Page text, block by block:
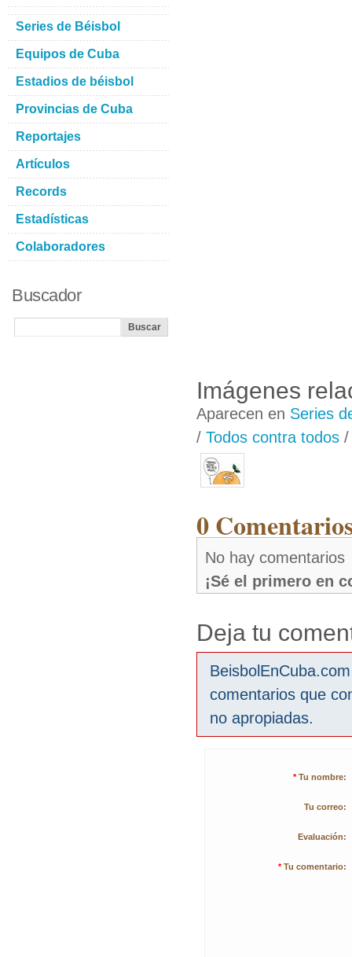
Imágenes
Aparecen en Series
/ Todos contra todos
0
No hay comentarios
¡Sé el primero en
Deja tu
comentarios que
no apropiadas.
* Tu nombre:
Tu correo:
Evaluación:
* Tu comentario:
Series de Béisbol
Equipos de Cuba
Estadios de béisbol
Provincias de Cuba
Reportajes
Artículos
Records
Estadísticas
Colaboradores
Buscador